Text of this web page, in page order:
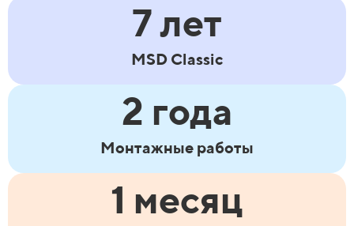
7 лет
MSD Classic
2 года
Монтажные работы
1 месяц